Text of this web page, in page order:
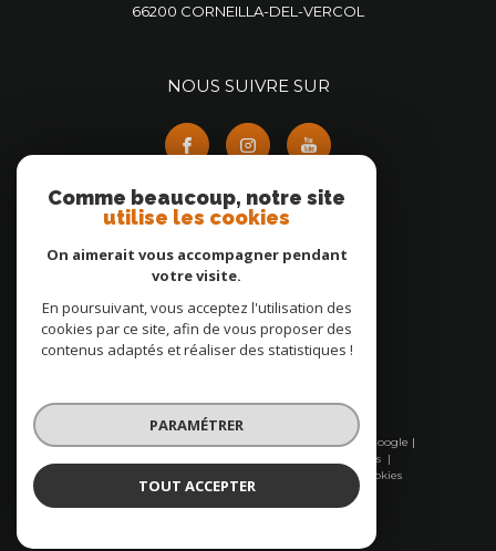
66200
CORNEILLA-DEL-VERCOL
NOUS SUIVRE SUR
ADHÉRENTS
© 2026 | Tous droits réservés | Traduction powered by Google |
Mentions légales
Cookies
Comme beaucoup, notre site
utilise les cookies
On aimerait vous accompagner pendant
votre visite.
En poursuivant, vous acceptez l'utilisation des
cookies par ce site, afin de vous proposer des
contenus adaptés et réaliser des statistiques !
PARAMÉTRER
TOUT ACCEPTER